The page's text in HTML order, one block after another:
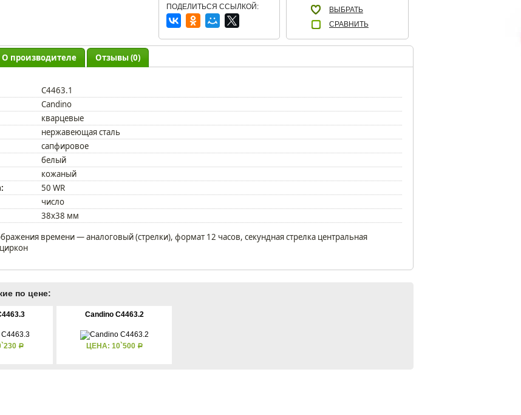
ПОДЕЛИТЬСЯ ССЫЛКОЙ:
ВЫБРАТЬ
СРАВНИТЬ
О производителе Отзывы (0)
C4463.1
Candino
кварцевые
нержавеющая сталь
сапфировое
белый
кожаный
50 WR
число
38х38 мм
времени — аналоговый (стрелки), формат 12 часов, секундная стрелка центральная
по цене:
Р
Candino C4463.2
ЦЕНА: 10`500 Р